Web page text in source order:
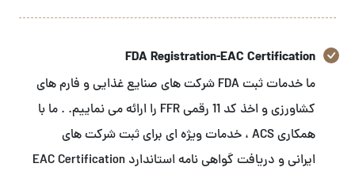
FDA Registration-EAC Certification
ما خدمات ثبت FDA شرکت های صنایع غذایی و فارم های
کشاورزی و اخذ کد 11 رقمی FFR را ارائه می نماییم. . ما با
همکاری ACS ، خدمات ویژه ای برای ثبت شرکت های
ایرانی و دریافت گواهی نامه استاندارد EAC Certification